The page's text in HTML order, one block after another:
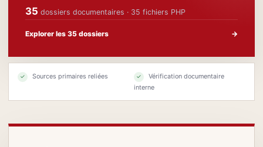
35 dossiers documentaires · 35 fichiers PHP
Explorer les 35 dossiers →
✓ Sources primaires reliées ✓
Vérification documentaire
interne